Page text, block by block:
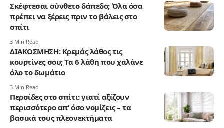
Σκέφτεσαι σύνθετο δάπεδο; Όλα όσα
πρέπει να ξέρεις πριν το βάλεις στο
σπίτι
3 Min Read
ΔΙΑΚΟΣΜΗΣΗ: Κρεμάς λάθος τις
κουρτίνες σου; Τα 6 λάθη που χαλάνε
όλο το δωμάτιο
3 Min Read
Περσίδες στο σπίτι: γιατί αξίζουν
περισσότερο απ’ όσο νομίζεις – τα
βασικά τους πλεονεκτήματα